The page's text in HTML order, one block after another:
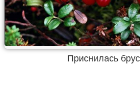
Приснилась